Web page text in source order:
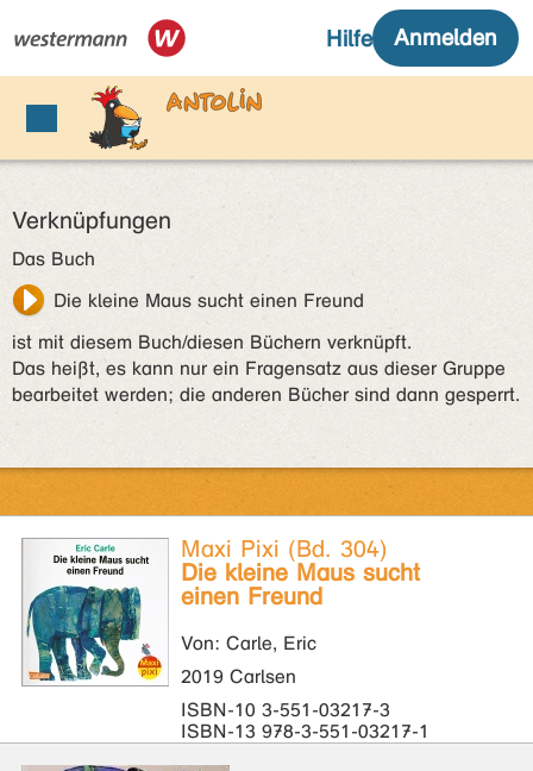
Verknüpfungen
Das Buch
Die kleine Maus sucht einen Freund
ist mit diesem Buch/diesen Büchern verknüpft.
Das heißt, es kann nur ein Fragensatz aus dieser Gruppe
bearbeitet werden; die anderen Bücher sind dann gesperrt.
Maxi Pixi (Bd. 304)
Die kleine Maus sucht
einen Freund
Von: Carle, Eric
2019 Carlsen
ISBN-10 3-551-03217-3
ISBN-13 978-3-551-03217-1